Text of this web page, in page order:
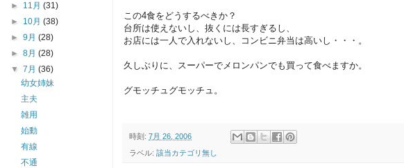
この4食をどうするべきか？
台所は使えないし、抜くには長すぎるし、
お店には一人で入れないし、コンビニ弁当は高いし・・・。
久しぶりに、スーパーでメロンパンでも買って食べますか。
グモッチュグモッチュ。
時刻: 7月 26, 2006
ラベル: 該当カテゴリ無し
► 11月 (31)
► 10月 (38)
► 9月 (28)
► 8月 (28)
▼ 7月 (36)
幼女姉妹
主夫
雑用
始動
有線
不通